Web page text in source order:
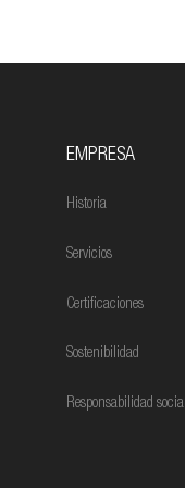
EMPRESA
Historia
Servicios
Certificaciones
Sostenibilidad
Responsabilidad social